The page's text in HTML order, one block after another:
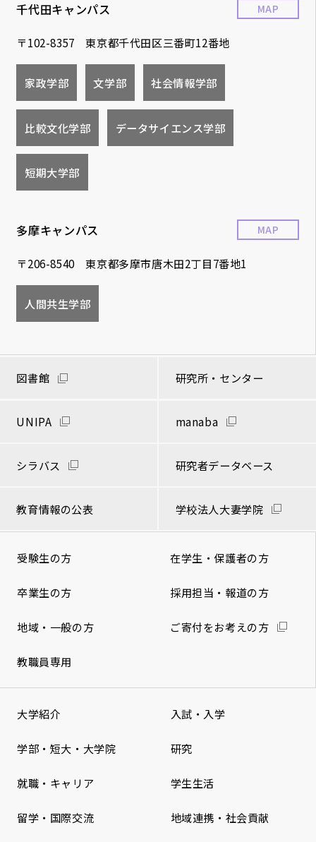
千代田キャンパス
〒102-8357 東京都千代田区三番町12番地
MAP
家政学部 文学部 社会情報学部
比較文化学部 データサイエンス学部
短期大学部
多摩キャンパス
〒206-8540 東京都多摩市唐木田2丁目7番地1
MAP
人間共生学部
図書館 研究所・センター
UNIPA manaba
シラバス 研究者データベース
教育情報の公表 学校法人大妻学院
受験生の方 在学生・保護者の方
卒業生の方 採用担当・報道の方
地域・一般の方 ご寄付をお考えの方
教職員専用
大学紹介 入試・入学
学部・短大・大学院 研究
就職・キャリア 学生生活
留学・国際交流 地域連携・社会貢献